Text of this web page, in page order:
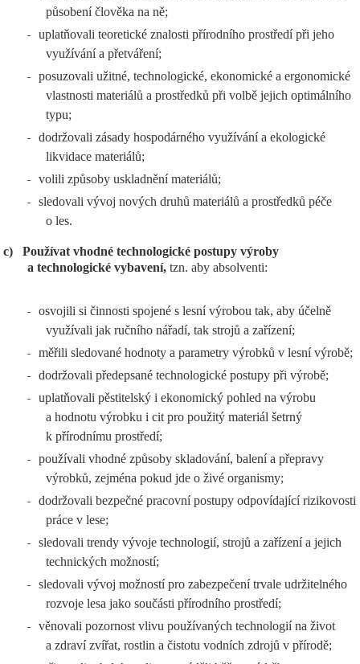
působení člověka na ně;
-
uplatňovali teoretické znalosti přírodního prostředí při jeho
využívání a přetváření;
-
posuzovali užitné, technologické, ekonomické a ergonomické
vlastnosti materiálů a prostředků při volbě jejich optimálního
typu;
-
dodržovali zásady hospodárného využívání a ekologické
likvidace materiálů;
- volili způsoby uskladnění materiálů;
-
sledovali vývoj nových druhů materiálů a prostředků péče
o les.
c)
Používat vhodné technologické postupy výroby
a technologické vybavení, tzn. aby absolventi:
-
osvojili si činnosti spojené s lesní výrobou tak, aby účelně
využívali jak ručního nářadí, tak strojů a zařízení;
- měřili sledované hodnoty a parametry výrobků v lesní výrobě;
- dodržovali předepsané technologické postupy při výrobě;
-
uplatňovali pěstitelský i ekonomický pohled na výrobu
a hodnotu výrobku i cit pro použitý materiál šetrný
k přírodnímu prostředí;
-
používali vhodné způsoby skladování, balení a přepravy
výrobků, zejména pokud jde o živé organismy;
-
dodržovali bezpečné pracovní postupy odpovídající rizikovosti
práce v lese;
-
sledovali trendy vývoje technologií, strojů a zařízení a jejich
technických možností;
-
sledovali vývoj možností pro zabezpečení trvale udržitelného
rozvoje lesa jako součásti přírodního prostředí;
-
věnovali pozornost vlivu používaných technologií na život
a zdraví zvířat, rostlin a čistotu vodních zdrojů v přírodě;